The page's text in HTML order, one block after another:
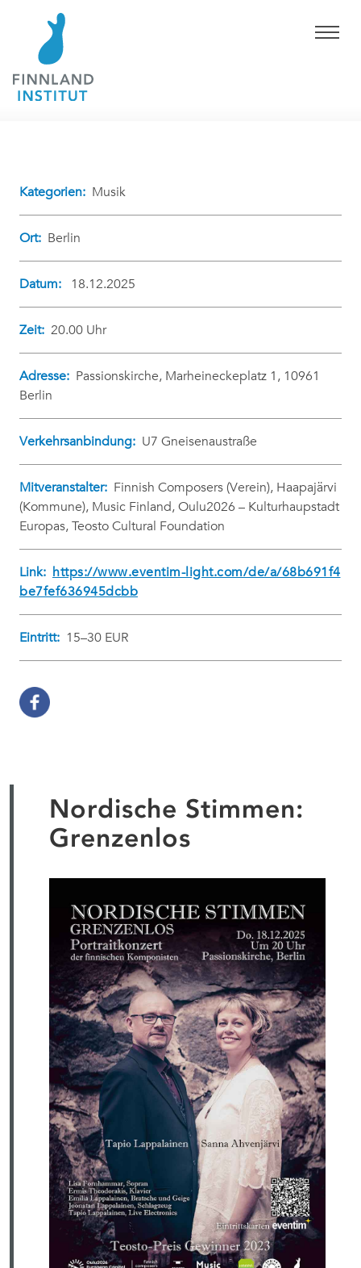
Kategorien: Musik
Ort: Berlin
Datum: 18.12.2025
Zeit: 20.00 Uhr
Adresse: Passionskirche, Marheineckeplatz 1, 10961
Berlin
Verkehrsanbindung: U7 Gneisenaustraße
Mitveranstalter: Finnish Composers (Verein), Haapajärvi
(Kommune), Music Finland, Oulu2026 – Kulturhaupstadt
Europas, Teosto Cultural Foundation
Link: https://www.eventim-light.com/de/a/68b691f4
be7fef636945dcbb
Eintritt: 15–30 EUR
Nordische Stimmen:
Grenzenlos